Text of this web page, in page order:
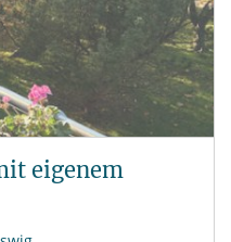
eigenem